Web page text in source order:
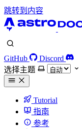
跳转到内容
GitHub
Discord
选择主题
Tutorial
指南
参考